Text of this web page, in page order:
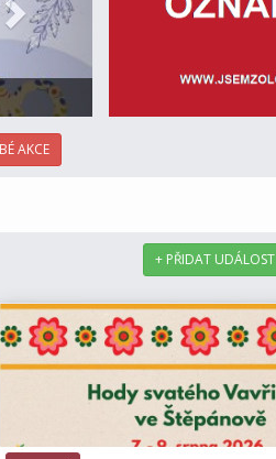
AKCE
+ PŘIDAT UDÁLOST